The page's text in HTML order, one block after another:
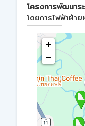
โครงการพัฒนาร
โดยการไฟฟ้าฝ่า
+
−